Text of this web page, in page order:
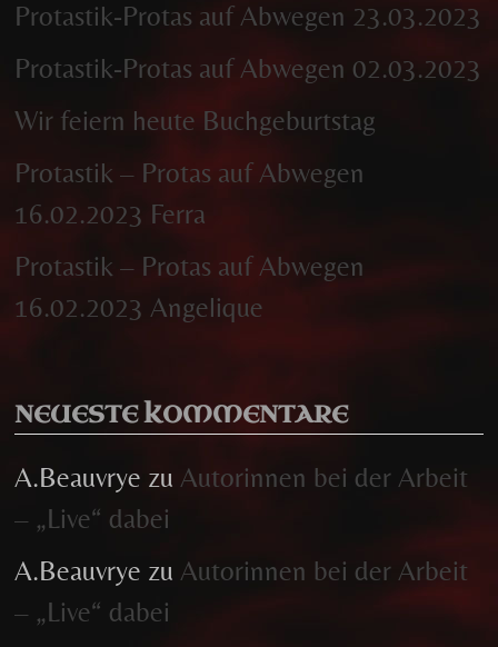
Protastik-Protas auf Abwegen 23.03.2023
Protastik-Protas auf Abwegen 02.03.2023
Wir feiern heute Buchgeburtstag
Protastik – Protas auf Abwegen
16.02.2023 Ferra
Protastik – Protas auf Abwegen
16.02.2023 Angelique
NEUESTE KOMMENTARE
A.Beauvrye zuAutorinnen bei der Arbeit
– „Live“ dabei
A.Beauvrye zuAutorinnen bei der Arbeit
– „Live“ dabei